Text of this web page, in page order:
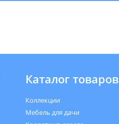
Каталог товаров
Коллекции
Мебель для дачи